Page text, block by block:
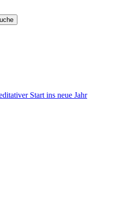
Start ins neue Jahr